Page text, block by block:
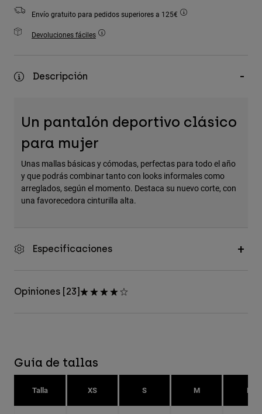
Accesorios
Ver Todo
Gorras y Gorros
Envío gratuito para pedidos superiores a 125€
Devoluciones fáciles
Descripción
Un pantalón deportivo clásico
para mujer
Unas mallas básicas y cómodas, perfectas para todo el año
y que podrás combinar tanto con looks informales como
arreglados, según el momento. Destaca su nuevo corte, con
una favorecedora cinturilla alta.
Especificaciones
Opiniones [23]
Guía de tallas
Talla XS S M L